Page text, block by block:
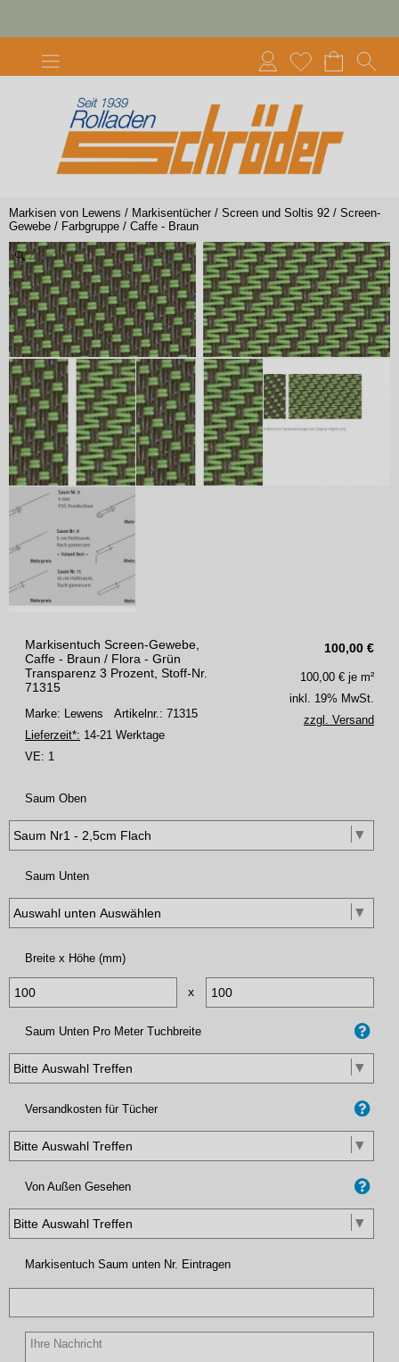
Markisen von Lewens / Markisentücher / Screen und Soltis 92 / Screen-
Gewebe / Farbgruppe / Caffe - Braun
Zoom
100,00 €
Markisentuch Screen-Gewebe,
Caffe - Braun / Flora - Grün
Transparenz 3 Prozent, Stoff-Nr.
71315
Marke: Lewens Artikelnr.: 71315
Lieferzeit*: 14-21 Werktage
VE: 1
100,00 € je m²
inkl. 19% MwSt.
zzgl. Versand
Saum Oben
Saum Unten
Breite x Höhe (mm)
x
Saum Unten Pro Meter Tuchbreite
Versandkosten für Tücher
Von Außen Gesehen
Markisentuch Saum unten Nr. Eintragen